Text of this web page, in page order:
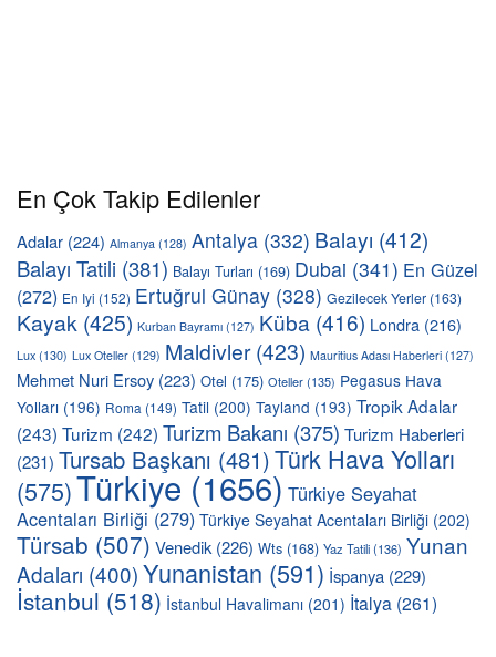
En Çok Takip Edilenler
Adalar (224) Almanya (128) Antalya (332) Balayı (412)
Balayı Tatili (381) Balayı Turları (169) Dubai (341) En Güzel
(272) En Iyi (152) Ertuğrul Günay (328) Gezilecek Yerler (163)
Kayak (425) Kurban Bayramı (127) Küba (416) Londra (216)
Lux (130) Lux Oteller (129) Maldivler(423) Mauritius Adası Haberleri (127)
Mehmet Nuri Ersoy (223) Otel (175) Oteller(135) Pegasus Hava
Yolları (196) Roma (149) Tatil (200) Tayland (193) Tropik Adalar
(243) Turizm (242) Turizm Bakanı (375) Turizm Haberleri
(231) Tursab Başkanı (481)Türk Hava Yolları
(575)Türkiye (1656) Türkiye Seyahat
Acentaları Birliği (279) Türkiye Seyahat Acentaları Birliği (202)
Türsab (507) Venedik (226) Wts (168) Yaz Tatili(136) Yunan
Adaları (400)Yunanistan (591) İspanya (229)
İstanbul (518) İstanbul Havalimanı (201) İtalya (261)